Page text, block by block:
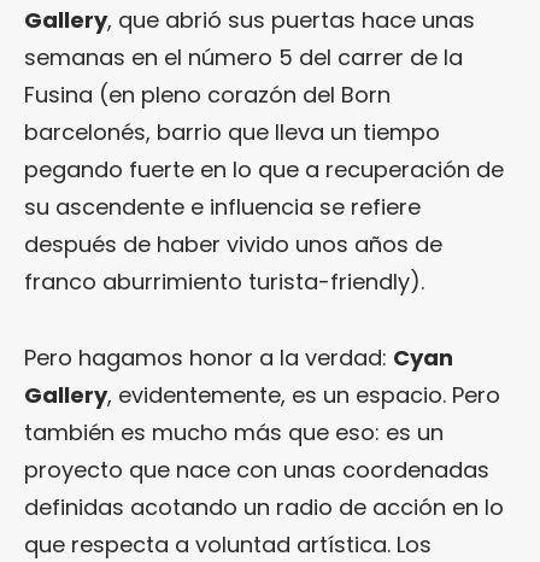
Gallery, que abrió sus puertas hace unas
semanas en el número 5 del carrer de la
Fusina (en pleno corazón del Born
barcelonés, barrio que lleva un tiempo
pegando fuerte en lo que a recuperación de
su ascendente e influencia se refiere
después de haber vivido unos años de
franco aburrimiento turista-friendly).
Pero hagamos honor a la verdad: Cyan
Gallery, evidentemente, es un espacio. Pero
también es mucho más que eso: es un
proyecto que nace con unas coordenadas
definidas acotando un radio de acción en lo
que respecta a voluntad artística. Los